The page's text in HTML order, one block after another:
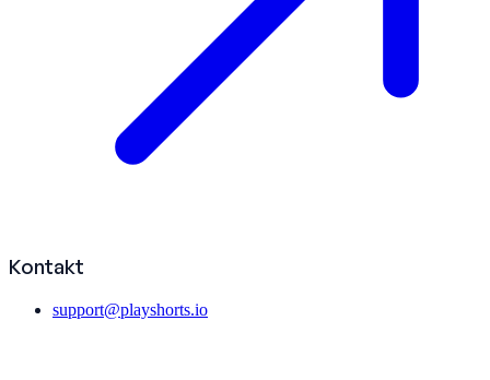
Kontakt
support@playshorts.io